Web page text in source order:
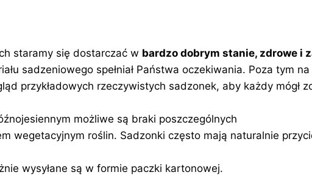
staramy się dostarczać w bardzo dobrym stanie, zdrowe i
sadzeniowego spełniał Państwa oczekiwania. Poza tym
przykładowych rzeczywistych sadzonek, aby każdy mógł
możliwe są braki poszczególnych
wegetacyjnym roślin. Sadzonki często mają naturalnie
wysyłane są w formie paczki kartonowej.